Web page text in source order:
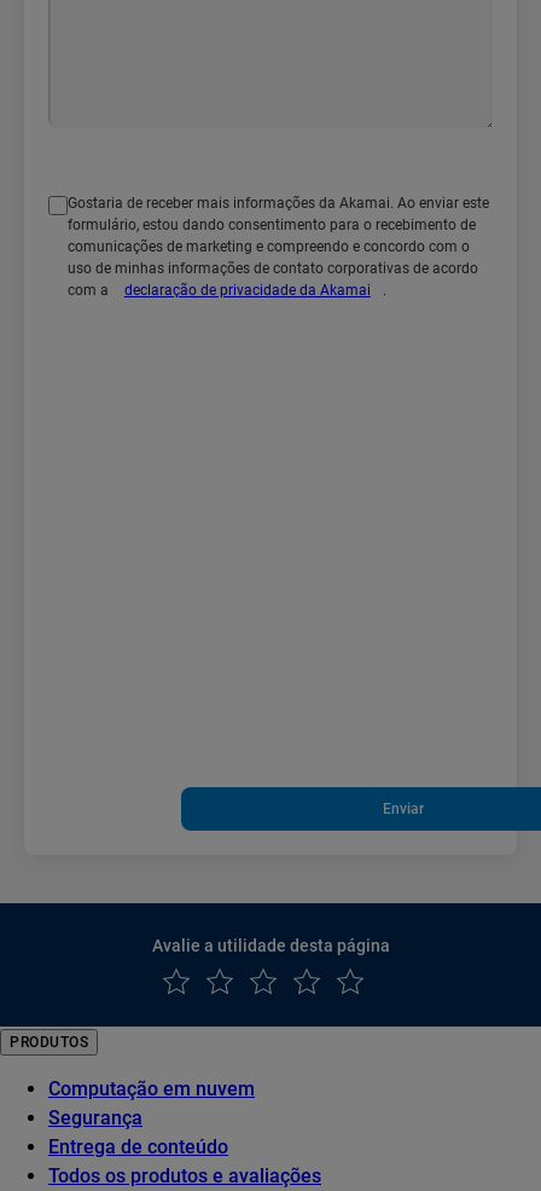
Gostaria de receber mais informações da Akamai. Ao enviar este
formulário, estou dando consentimento para o recebimento de
comunicações de marketing e compreendo e concordo com o
uso de minhas informações de contato corporativas de acordo
com a
declaração de privacidade da Akamai .
Enviar
Avalie a utilidade desta página
PRODUTOS
Computação em nuvem
Segurança
Entrega de conteúdo
Todos os produtos e avaliações